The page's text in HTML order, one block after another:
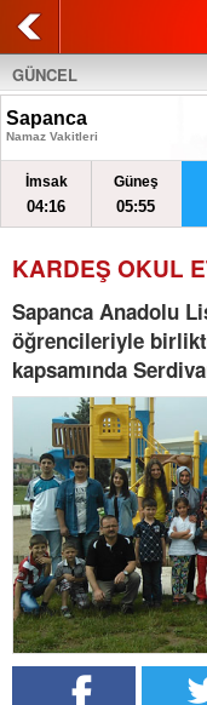
GÜNCEL
Sapanca
Namaz Vakitleri
İmsak
04:16
Güneş
05:55
KARDEŞ OKUL
Sapanca Anadolu
öğrencileriyle
kapsamında